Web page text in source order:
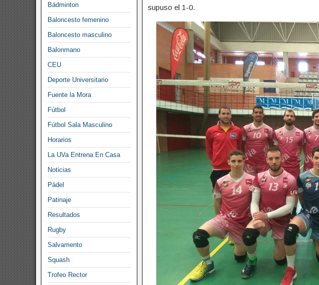
supuso el 1-0.
Bádminton
Baloncesto femenino
Baloncesto masculino
Balonmano
CEU
Deporte Universitario
Fuente la Mora
Fútbol
Fútbol Sala Masculino
Horarios
La UVa Entrena En Casa
Noticias
Pádel
Patinaje
Resultados
Rugby
Salvamento
Squash
Trofeo Rector